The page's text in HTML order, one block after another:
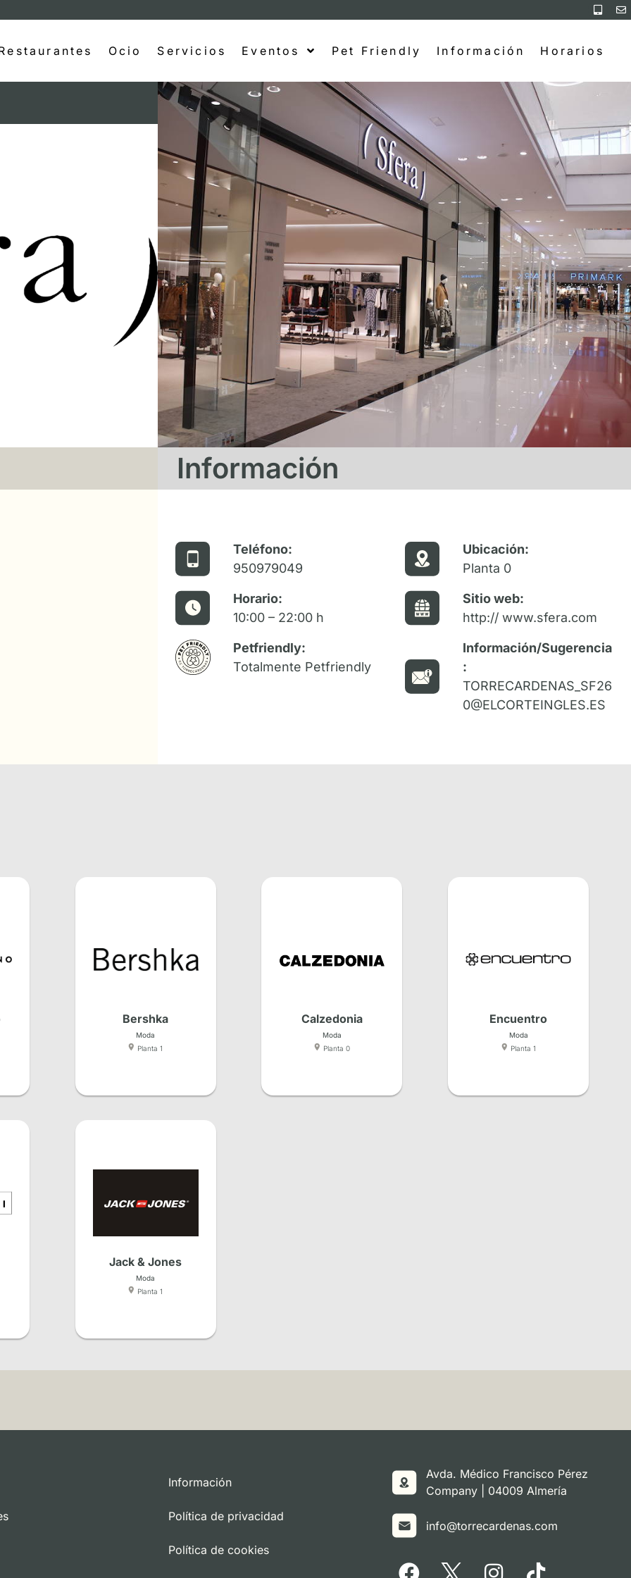
Ocio Servicios Eventos Pet Friendly Información Horarios
Información
Teléfono:
950979049
Ubicación:
Planta 0
Horario:
10:00 – 22:00 h
Sitio web:
http:// www.sfera.com
Petfriendly:
Totalmente Petfriendly
Información/Sugerencia
:
TORRECARDENAS_SF26
0@ELCORTEINGLES.ES
Bershka
Moda
Planta 1
Calzedonia
Moda
Planta 0
Encuentro
Moda
Planta 1
Jack & Jones
Moda
Planta 1
Información
Política de privacidad
Política de cookies
Avda. Médico Francisco Pérez
Company | 04009 Almería
info@torrecardenas.com